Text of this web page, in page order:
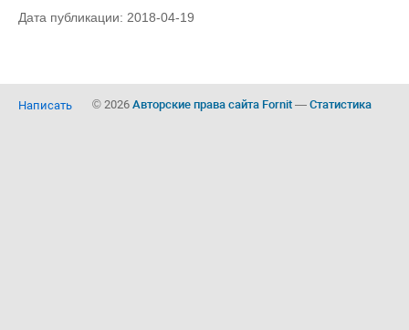
Дата публикации: 2018-04-19
Написать © 2026 Авторские права сайта Fornit— Статистика